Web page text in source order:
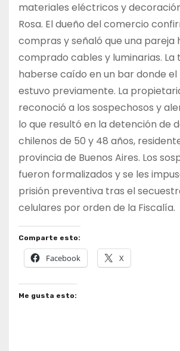
materiales eléctricos y
Rosa. El dueño del comercio
compras y señaló que una pareja
comprado cables y luminarias.
haberse caído en un bar donde
estuvo previamente. La
reconoció a los sospechosos y
lo que resultó en la detención de
chilenos de 50 y 48 años,
provincia de Buenos Aires. Los
fueron formalizados y se les
prisión preventiva tras el
celulares por orden de la Fiscalía.
Comparte esto:
Facebook X
Me gusta esto: